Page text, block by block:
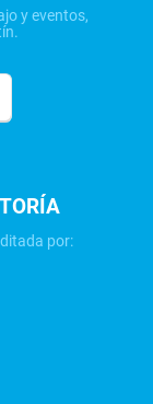
y eventos,
por: